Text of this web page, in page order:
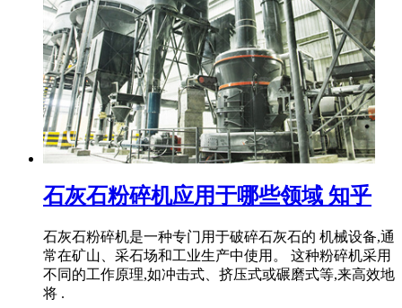
石灰石粉碎机应用于哪些领域 知乎
石灰石粉碎机是一种专门用于破碎石灰石的 机械设备,通
常在矿山、采石场和工业生产中使用。 这种粉碎机采用
不同的工作原理,如冲击式、挤压式或碾磨式等,来高效地
将 .